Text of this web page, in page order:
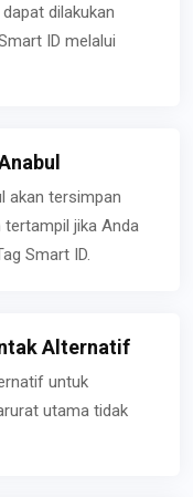
dilakukan
ID melalui
akan tersimpan
jika Anda
Smart ID.
Alternatif
untuk
utama tidak